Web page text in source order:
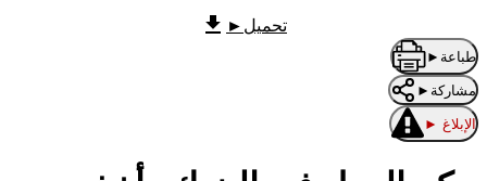
تحميل ►
طباعة ►
مشاركة ►
الإبلاغ ►